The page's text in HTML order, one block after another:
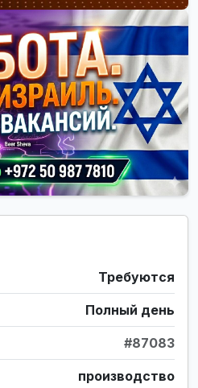
Требуются
Полный день
#87083
производство